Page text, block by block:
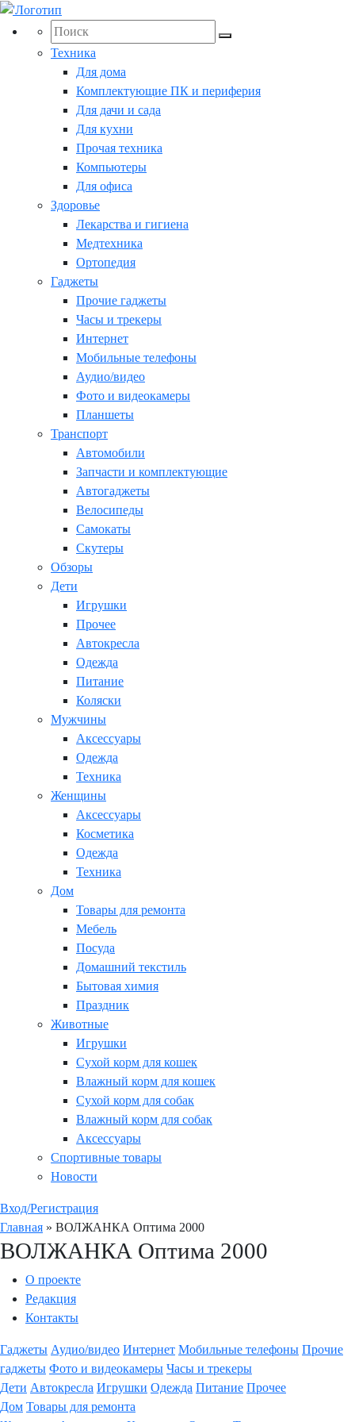
Техника
Для дома
Комплектующие ПК и периферия
Для дачи и сада
Для кухни
Прочая техника
Компьютеры
Для офиса
Здоровье
Лекарства и гигиена
Медтехника
Ортопедия
Гаджеты
Прочие гаджеты
Часы и трекеры
Интернет
Мобильные телефоны
Аудио/видео
Фото и видеокамеры
Планшеты
Транспорт
Автомобили
Запчасти и комплектующие
Автогаджеты
Велосипеды
Самокаты
Скутеры
Обзоры
Дети
Игрушки
Прочее
Автокресла
Одежда
Питание
Коляски
Мужчины
Аксессуары
Одежда
Техника
Женщины
Аксессуары
Косметика
Одежда
Техника
Дом
Товары для ремонта
Мебель
Посуда
Домашний текстиль
Бытовая химия
Праздник
Животные
Игрушки
Сухой корм для кошек
Влажный корм для кошек
Сухой корм для собак
Влажный корм для собак
Аксессуары
Спортивные товары
Новости
Вход/Регистрация
Главная » ВОЛЖАНКА Оптима 2000
ВОЛЖАНКА Оптима 2000
О проекте
Редакция
Контакты
Гаджеты Аудио/видео Интернет Мобильные телефоны Прочие
гаджеты Фото и видеокамеры Часы и трекеры
Дети Автокресла Игрушки Одежда Питание Прочее
Дом Товары для ремонта